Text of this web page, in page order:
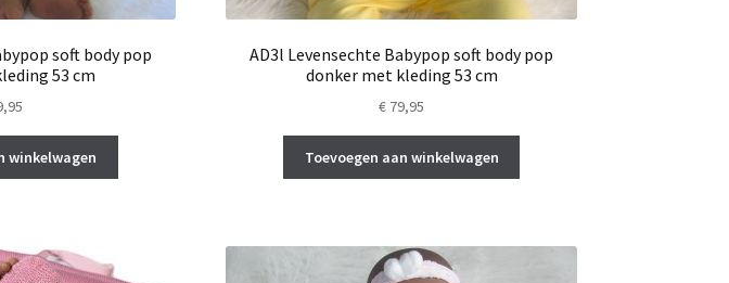
soft body pop
53 cm
winkelwagen
AD3l Levensechte Babypop soft body pop
donker met kleding 53 cm
€ 79,95
Toevoegen aan winkelwagen